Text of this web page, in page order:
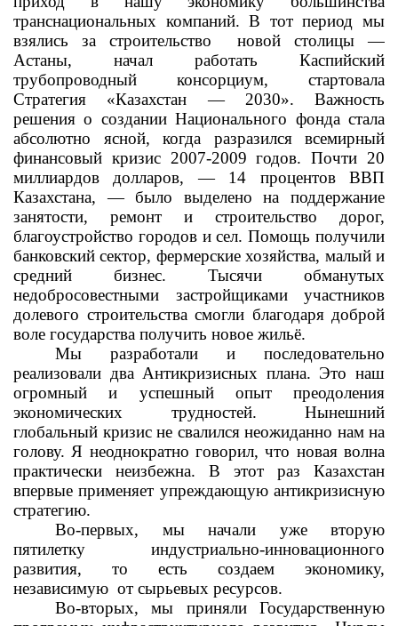
транснациональных компаний. В тот период мы
взялись за строительство
новой столицы —
Астаны, начал работать Каспийский
трубопроводный консорциум, стартовала
Стратегия «Казахстан — 2030». Важность
решения о создании Национального фонда стала
абсолютно ясной, когда разразился всемирный
финансовый кризис 2007-2009 годов. Почти 20
миллиардов долларов, — 14 процентов ВВП
Казахстана, — было выделено на поддержание
занятости, ремонт и строительство дорог,
благоустройство городов и сел. Помощь получили
банковский сектор, фермерские хозяйства, малый и
средний бизнес. Тысячи обманутых
недобросовестными застройщиками участников
долевого строительства смогли благодаря доброй
воле государства получить новое жильё.
Мы разработали и последовательно
реализовали два Антикризисных плана. Это наш
огромный и успешный опыт преодоления
экономических трудностей. Нынешний
глобальный кризис не свалился неожиданно нам на
голову. Я неоднократно говорил, что новая волна
практически неизбежна. В этот раз Казахстан
впервые применяет упреждающую антикризисную
стратегию.
Во-первых, мы начали уже вторую
пятилетку индустриально-инновационного
развития, то есть создаем экономику,
независимую от сырьевых ресурсов.
Во-вторых, мы приняли Государственную